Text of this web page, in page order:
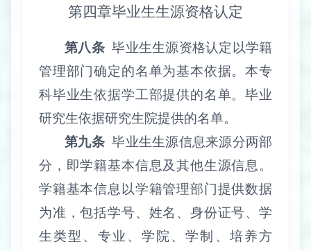
第四章毕业生生源资格认定
第八条 毕业生生源资格认定以学籍
管理部门确定的名单为基本依据。本专
科毕业生依据学工部提供的名单。毕业
研究生依据研究生院提供的名单。
第九条 毕业生生源信息来源分两部
分，即学籍基本信息及其他生源信息。
学籍基本信息以学籍管理部门提供数据
为准，包括学号、姓名、身份证号、学
生类型、专业、学院、学制、培养方